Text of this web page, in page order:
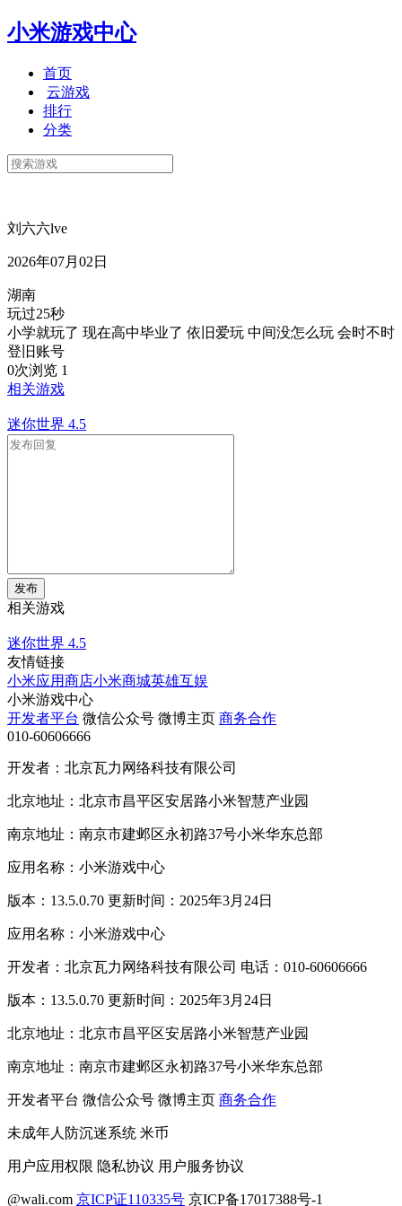
小米游戏中心
首页
云游戏
排行
分类
刘六六lve
2026年07月02日
湖南
玩过25秒
小学就玩了 现在高中毕业了 依旧爱玩 中间没怎么玩 会时不时
登旧账号
0次浏览 1
相关游戏
迷你世界 4.5
发布
相关游戏
迷你世界 4.5
友情链接
小米应用商店小米商城英雄互娱
小米游戏中心
开发者平台 微信公众号 微博主页 商务合作
010-60606666
开发者：北京瓦力网络科技有限公司
北京地址：北京市昌平区安居路小米智慧产业园
南京地址：南京市建邺区永初路37号小米华东总部
应用名称：小米游戏中心
版本：13.5.0.70 更新时间：2025年3月24日
应用名称：小米游戏中心
开发者：北京瓦力网络科技有限公司 电话：010-60606666
版本：13.5.0.70 更新时间：2025年3月24日
北京地址：北京市昌平区安居路小米智慧产业园
南京地址：南京市建邺区永初路37号小米华东总部
开发者平台 微信公众号 微博主页 商务合作
未成年人防沉迷系统 米币
用户应用权限 隐私协议 用户服务协议
@wali.com 京ICP证110335号 京ICP备17017388号-1